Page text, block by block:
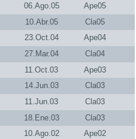
06.Ago.05
Ape05
10.Abr.05
Cla05
23.Oct.04
Ape04
27.Mar.04
Cla04
11.Oct.03
Ape03
14.Jun.03
Cla03
11.Jun.03
Cla03
18.Ene.03
Cla03
10.Ago.02
Ape02